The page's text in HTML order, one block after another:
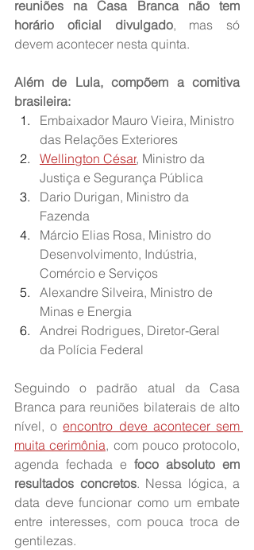
reuniões na Casa Branca não tem
horário oficial divulgado, mas só
devem acontecer nesta quinta.
Além de Lula, compõem a comitiva
brasileira:
Embaixador Mauro Vieira, Ministro
das Relações Exteriores
Wellington César, Ministro da
Justiça e Segurança Pública
Dario Durigan, Ministro da
Fazenda
Márcio Elias Rosa, Ministro do
Desenvolvimento, Indústria,
Comércio e Serviços
Alexandre Silveira, Ministro de
Minas e Energia
Andrei Rodrigues, Diretor-Geral
da Polícia Federal
Seguindo o padrão atual da Casa
Branca para reuniões bilaterais de alto
nível, o encontro deve acontecer sem
muita cerimônia, com pouco protocolo,
agenda fechada e foco absoluto em
resultados concretos. Nessa lógica, a
data deve funcionar como um embate
entre interesses, com pouca troca de
gentilezas.